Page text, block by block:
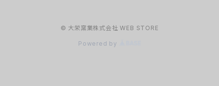
© 大栄窯業株式会社 WEB STORE
Powered by